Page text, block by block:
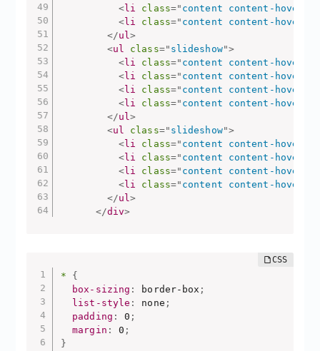
<li class=" content content-hover
<li class=" content content-hover
</ul>
<ul class=" slideshow">
<li class=" content content-hover
<li class=" content content-hover
<li class=" content content-hover
<li class=" content content-hover
</ul>
<ul class=" slideshow">
<li class=" content content-hover
<li class=" content content-hover
<li class=" content content-hover
<li class=" content content-hover
</ul>
</div>
*
{
box-sizing : border-box ;
list-style : none ;
padding : 0 ;
margin : 0 ;
}